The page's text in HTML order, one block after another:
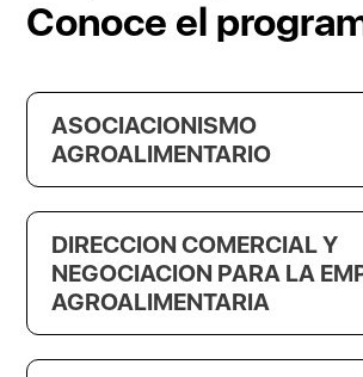
Conoce el
ASOCIACIONISMO
AGROALIMENTARIO
DIRECCION COMERCIAL Y
NEGOCIACION PARA LA
AGROALIMENTARIA